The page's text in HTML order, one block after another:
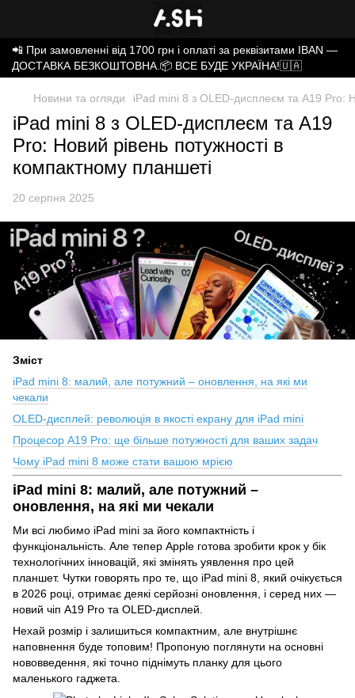
📲 При замовленні від 1700 грн і оплаті за реквізитами IBAN —
ДОСТАВКА БЕЗКОШТОВНА.📦 ВСЕ БУДЕ УКРАЇНА!🇺🇦
Новини та огляди iPad mini 8 з OLED-дисплеєм та A19 Pro:
iPad mini 8 з OLED-дисплеєм та A19
Pro: Новий рівень потужності в
компактному планшеті
20 серпня 2025
Зміст
iPad mini 8: малий, але потужний – оновлення, на які ми
чекали
OLED-дисплей: революція в якості екрану для iPad mini
Процесор A19 Pro: ще більше потужності для ваших задач
Чому iPad mini 8 може стати вашою мрією
iPad mini 8: малий, але потужний –
оновлення, на які ми чекали
Ми всі любимо iPad mini за його компактність і
функціональність. Але тепер Apple готова зробити крок у бік
технологічних інновацій, які змінять уявлення про цей
планшет. Чутки говорять про те, що iPad mini 8, який очікується
в 2026 році, отримає деякі серйозні оновлення, і серед них —
новий чіп A19 Pro та OLED-дисплей.
Нехай розмір і залишиться компактним, але внутрішнє
наповнення буде топовим! Пропоную поглянути на основні
нововведення, які точно піднімуть планку для цього
маленького гаджета.